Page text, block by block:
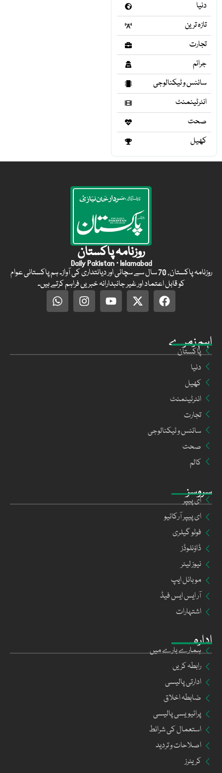
دنیا
تازہ ترین
تجارت
جرائم
سائنس و ٹیکنالوجی
انٹرٹینمنٹ
صحت
کھیل
ادارہ
ہمارے بارے میں
رابطہ کریں
ادارتی پالیسی
ضابطہ اخلاق
پرائیویسی پالیسی
استعمال کی شرائط
اصلاحات و تردید
کریئرز
سروسز
ای پیپر
ای پیپر آرکائیو
فوٹو گیلری
ڈاؤنلوڈز
نیوز لیٹر
موبائل ایپ
آر ایس ایس فیڈ
اشتہارات
اہم زمرے
پاکستان
دنیا
کھیل
انٹرٹینمنٹ
تجارت
سائنس و ٹیکنالوجی
صحت
کالم
روزنامہ پاکستان
Daily Pakistan · Islamabad
روزنامہ پاکستان, 70 سال سے سچائی اور دیانتداری کی آواز۔ ہم پاکستانی عوام
کو قابل اعتماد اور غیر جانبدارانہ خبریں فراہم کرتے ہیں۔